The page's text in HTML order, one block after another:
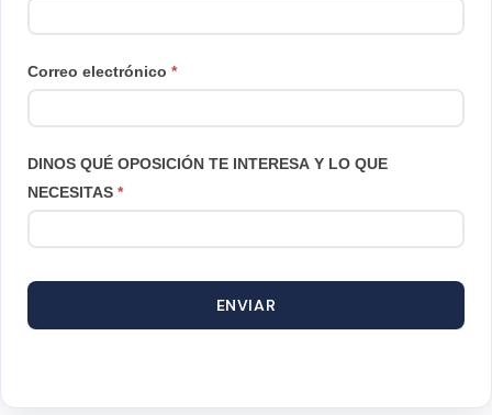
Correo electrónico *
DINOS QUÉ OPOSICIÓN TE INTERESA Y LO QUE
NECESITAS *
ENVIAR